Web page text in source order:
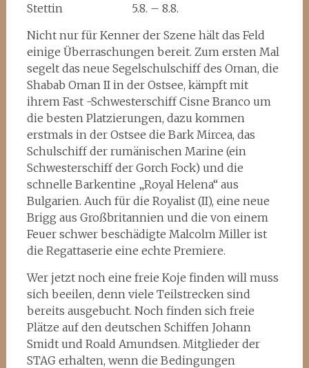
Stettin 5.8. – 8.8.
Nicht nur für Kenner der Szene hält das Feld
einige Überraschungen bereit. Zum ersten Mal
segelt das neue Segelschulschiff des Oman, die
Shabab Oman II in der Ostsee, kämpft mit
ihrem Fast -Schwesterschiff Cisne Branco um
die besten Platzierungen, dazu kommen
erstmals in der Ostsee die Bark Mircea, das
Schulschiff der rumänischen Marine (ein
Schwesterschiff der Gorch Fock) und die
schnelle Barkentine „Royal Helena“ aus
Bulgarien. Auch für die Royalist (II), eine neue
Brigg aus Großbritannien und die von einem
Feuer schwer beschädigte Malcolm Miller ist
die Regattaserie eine echte Premiere.
Wer jetzt noch eine freie Koje finden will muss
sich beeilen, denn viele Teilstrecken sind
bereits ausgebucht. Noch finden sich freie
Plätze auf den deutschen Schiffen Johann
Smidt und Roald Amundsen. Mitglieder der
STAG erhalten, wenn die Bedingungen